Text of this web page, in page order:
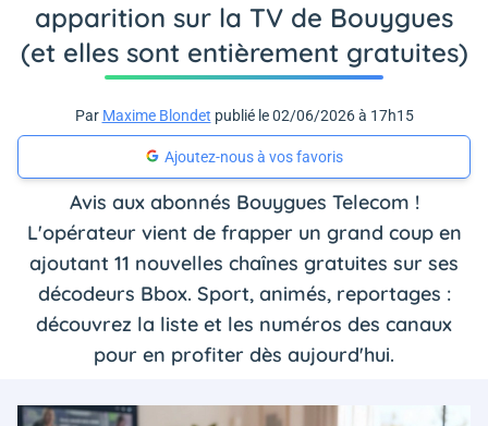
apparition sur la TV de Bouygues
(et elles sont entièrement gratuites)
Par Maxime Blondet publié le 02/06/2026 à 17h15
Ajoutez-nous à vos favoris
Avis aux abonnés Bouygues Telecom !
L'opérateur vient de frapper un grand coup en
ajoutant 11 nouvelles chaînes gratuites sur ses
décodeurs Bbox. Sport, animés, reportages :
découvrez la liste et les numéros des canaux
pour en profiter dès aujourd'hui.